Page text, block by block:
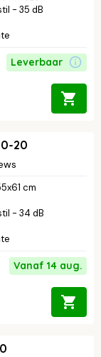
- 35 dB
Leverbaar
20
cm
- 34 dB
Vanaf 14 aug.